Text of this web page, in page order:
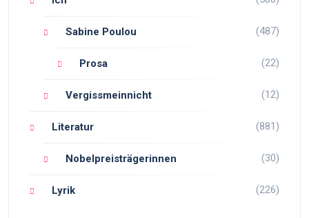
Sabine Poulou (487)
Prosa (22)
Vergissmeinnicht (12)
Literatur (881)
Nobelpreisträgerinnen (30)
Lyrik (226)